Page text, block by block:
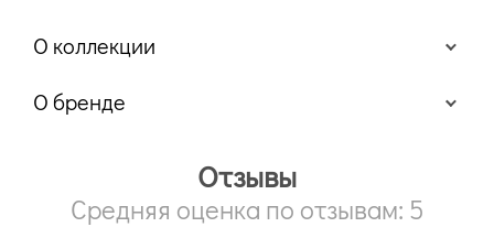
О коллекции
О бренде
Отзывы
Средняя оценка по отзывам: 5